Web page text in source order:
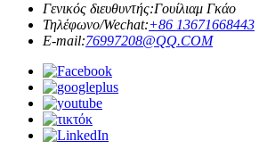
Γενικός διευθυντής:Γουίλιαμ Γκάο
Τηλέφωνο/Wechat:+86 13671668443
E-mail:76997208@QQ.COM